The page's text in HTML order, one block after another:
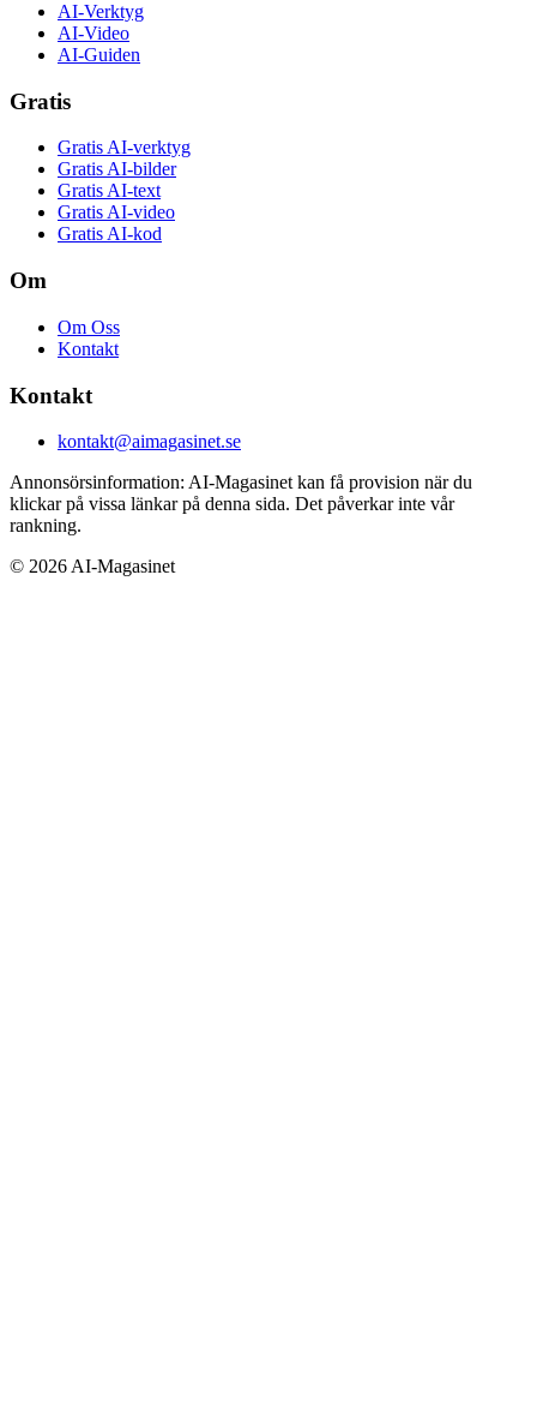
AI-Verktyg
AI-Video
AI-Guiden
Gratis
Gratis AI-verktyg
Gratis AI-bilder
Gratis AI-text
Gratis AI-video
Gratis AI-kod
Om
Om Oss
Kontakt
Kontakt
kontakt@aimagasinet.se
Annonsörsinformation: AI-Magasinet kan få provision när du
klickar på vissa länkar på denna sida. Det påverkar inte vår
rankning.
© 2026 AI-Magasinet